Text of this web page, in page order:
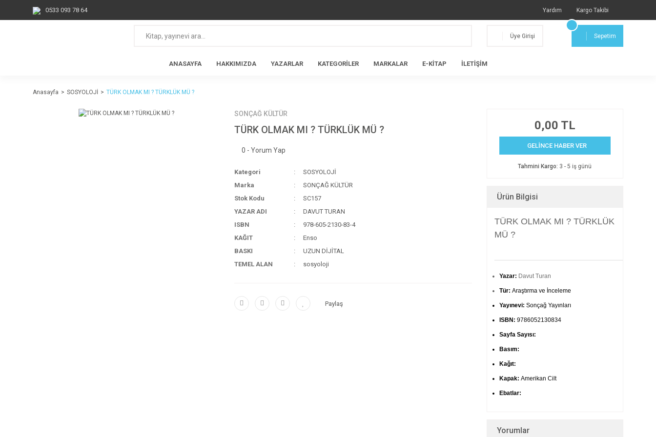
0533 093 78 64 Yardım Kargo Takibi
Üye Girişi Sepetim
ANASAYFA HAKKIMIZDA YAZARLAR KATEGORİLER MARKALAR E-KİTAP İLETİŞİM
Anasayfa SOSYOLOJİ TÜRK OLMAK MI ? TÜRKLÜK MÜ ?
SONÇAĞ KÜLTÜR
TÜRK OLMAK MI ? TÜRKLÜK MÜ ?
0 - Yorum Yap
Kategori
SOSYOLOJİ
Marka
SONÇAĞ KÜLTÜR
Stok Kodu
SC157
YAZAR ADI
DAVUT TURAN
ISBN
978-605-2130-83-4
KAĞIT
Enso
BASKI
UZUN DİJİTAL
TEMEL ALAN
sosyoloji
Paylaş
0,00 TL
GELİNCE HABER VER
Tahmini Kargo: 3 - 5 iş günü
Ürün Bilgisi
TÜRK OLMAK MI ? TÜRKLÜK
MÜ ?
Yazar: Davut Turan
Tür: Araştırma ve İnceleme
Yayınevi: Sonçağ Yayınları
ISBN: 9786052130834
Sayfa Sayısı:
Basım:
Kağıt:
Kapak: Amerikan Cilt
Ebatlar:
Yorumlar